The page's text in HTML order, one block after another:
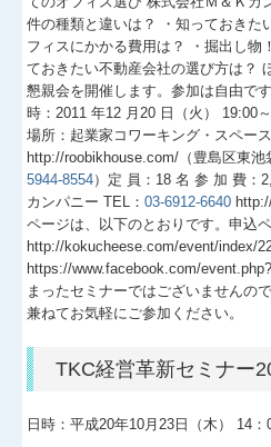
件の種類と違いは？ ・知っておきた
フィスにかかる費用は？ ・掘出し物
ておきたい不動産会社の選び方は？
懇親会を開催します。参加は自由で
時：2011 年12 月20 日（火） 19:00
場所：起業家コワーキング・スペー
http://roobikhouse.com/（豊島区東
5944-8554）定 員：18 名 参 加 費：
カンパニー TEL：03-6912-6640
ページは、以下のとおりです。申込
http://kokucheese.com/event/index/
https://www.facebook.com/
まったセミナーではございませんの
兼ねてお気軽にご参加ください。
TKC経営革新セミナー
日時：平成20